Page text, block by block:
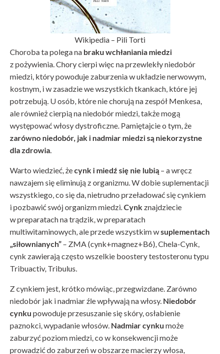
Wikipedia – Pili Torti
Choroba ta polega na braku wchłaniania miedzi
z pożywienia. Chory cierpi więc na przewlekły niedobór
miedzi, który powoduje zaburzenia w układzie nerwowym,
kostnym, i w zasadzie we wszystkich tkankach, które jej
potrzebują. U osób, które nie chorują na zespół Menkesa,
ale również cierpią na niedobór miedzi, także mogą
występować włosy dystroficzne. Pamiętajcie o tym, że
zarówno niedobór, jak i nadmiar miedzi są niekorzystne
dla zdrowia.
Warto wiedzieć, żecynk i miedź się nie lubią – a wręcz
nawzajem się eliminują z organizmu. W dobie suplementacji
wszystkiego, co się da, nietrudno przeładować się cynkiem
i pozbawić swój organizm miedzi.Cynk znajdziecie
w preparatach na trądzik, w preparatach
multiwitaminowych, ale przede wszystkim wsuplementach
„siłownianych” – ZMA (cynk+magnez+B6), Chela-Cynk,
cynk zawierają często wszelkie boostery testosteronu typu
Tribuactiv, Tribulus.
Z cynkiem jest, krótko mówiąc, przegwizdane. Zarówno
niedobór jak i nadmiar źle wpływają na włosy. Niedobór
cynku powoduje przesuszanie się skóry, osłabienie
paznokci, wypadanie włosów. Nadmiar cynku może
zaburzyć poziom miedzi, co w konsekwencji może
prowadzić do zaburzeń w obszarze macierzy włosa,